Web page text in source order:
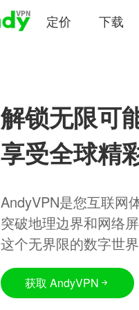
定价 下载
解锁无限可
享受全球精
AndyVPN是您互联网
突破地理边界和网络
这个无界限的数字世界
获取 AndyVPN